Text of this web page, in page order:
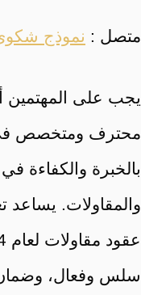
متصل : نموذج
يجب على المهتمين
محترف ومتخصص في
بالخبرة والكفاءة
والمقاولات. يساعد
سلس وفعال، وضمان